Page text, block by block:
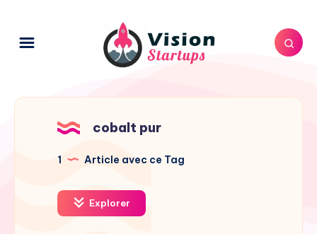
cobalt pur
1 Article avec ce Tag
Explorer